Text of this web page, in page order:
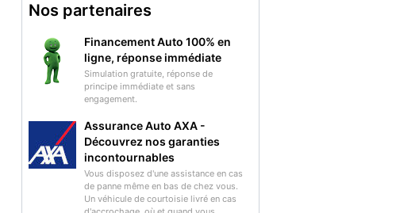
Nos partenaires
Financement Auto 100% en
ligne, réponse immédiate
Simulation gratuite, réponse de
principe immédiate et sans
engagement.
Assurance Auto AXA -
Découvrez nos garanties
incontournables
Vous disposez d'une assistance en cas
de panne même en bas de chez vous.
Un véhicule de courtoisie livré en cas